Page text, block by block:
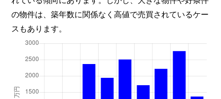
の物件は、築年数に関係なく高値で売買されているケー
スもあります。